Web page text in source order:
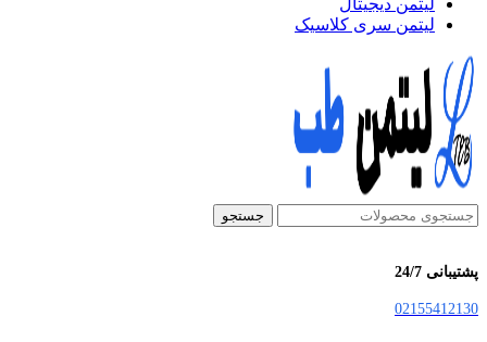
لیتمن دیجیتال
لیتمن سری کلاسیک
جستجو
پشتیبانی 24/7
02155412130